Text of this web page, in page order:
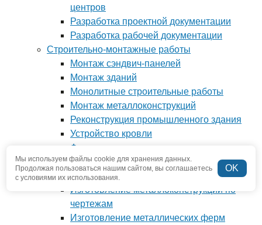
Мы используем файлы cookie для хранения данных.
Продолжая пользоваться нашим сайтом, вы соглашаетесь
с условиями их использования.
OK
центров
Разработка проектной документации
Разработка рабочей документации
Строительно-монтажные работы
Монтаж сэндвич-панелей
Монтаж зданий
Монолитные строительные работы
Монтаж металлоконструкций
Реконструкция промышленного здания
Устройство кровли
Фундамент под ключ
Производство металлоконструкций
Антресоли и мезонины
Изготовление металлоконструкций по
чертежам
Изготовление металлических ферм